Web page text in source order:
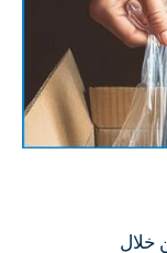
خلال